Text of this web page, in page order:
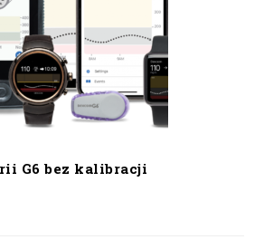
G6 bez kalibracji